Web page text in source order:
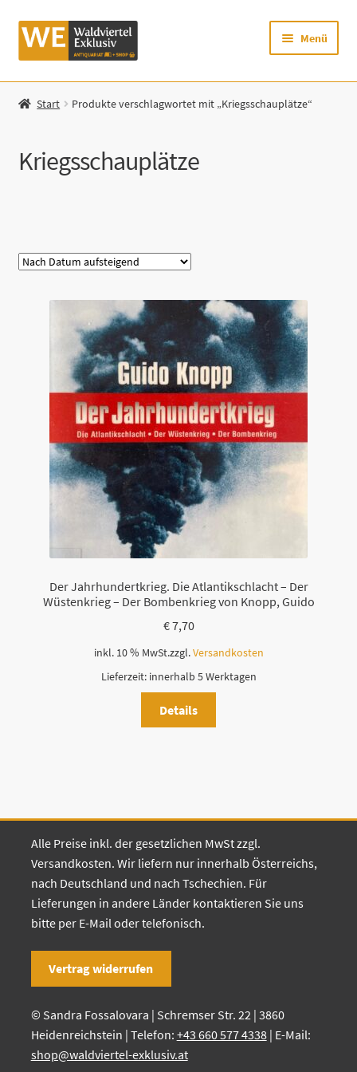
Zur
Navigation
Zum
Inhalt
Menü
Startseite
Mein Konto
Zur Waldviertel Exklusiv-Website
Start Produkte verschlagwortet mit „Kriegsschauplätze“
Kriegsschauplätze
Der Jahrhundertkrieg. Die Atlantikschlacht – Der
Wüstenkrieg – Der Bombenkrieg von Knopp, Guido
€7,70
inkl. 10 % MwSt.zzgl.Versandkosten
Lieferzeit: innerhalb 5 Werktagen
Details
Alle Preise inkl. der gesetzlichen MwSt zzgl.
Versandkosten. Wir liefern nur innerhalb Österreichs,
nach Deutschland und nach Tschechien. Für
Lieferungen in andere Länder kontaktieren Sie uns
bitte per E-Mail oder telefonisch.
Vertrag widerrufen
© Sandra Fossalovara | Schremser Str. 22 | 3860
Heidenreichstein | Telefon: +43 660 577 4338| E-Mail:
shop@waldviertel-exklusiv.at